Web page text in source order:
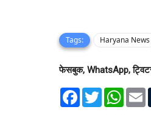
Tags: Haryana News
फेसबुक, WhatsApp,
F
T
w
W
E